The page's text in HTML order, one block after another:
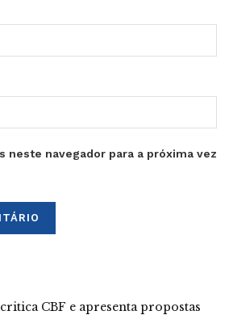
neste navegador para a próxima vez
CBF e apresenta propostas